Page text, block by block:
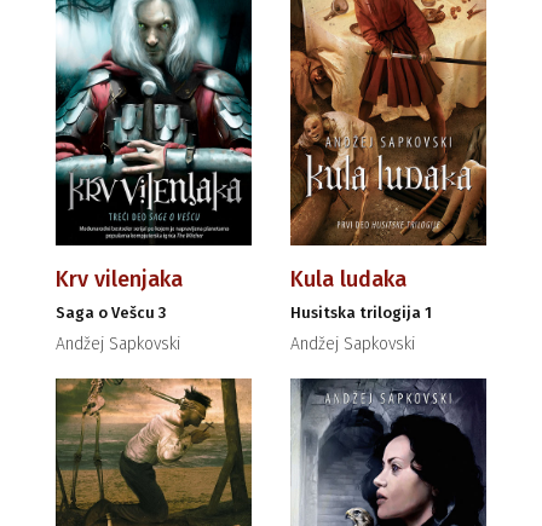
Krv vilenjaka
Saga o Vešcu 3
Andžej Sapkovski
Kula ludaka
Husitska trilogija 1
Andžej Sapkovski